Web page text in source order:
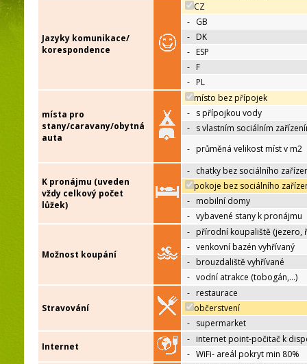
Jazyky komunikace/
korespondence
CZ
- GB
- DK
- ESP
- F
- PL
místa pro
stany/caravany/obytná
auta
místo bez přípojek
- s přípojkou vody
- s vlastním sociálním
- průměná velikost míst v m2
K pronájmu (uveden
vždy celkový počet
lůžek)
- chatky bez sociálního
pokoje bez sociálního
- mobilní domy
- vybavené stany k pronájmu
Možnost koupání
- přírodní koupaliště (jezero,
- venkovní bazén vyhřívaný
- brouzdaliště vyhřívané
- vodní atrakce (tobogán,…)
Stravování
- restaurace
občerstvení
- supermarket
Internet
- internet point-počitač k
- WiFi- areál pokryt min 80%